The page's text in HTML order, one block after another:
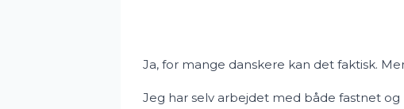
Ja, for mange danskere kan det faktisk.
Jeg har selv arbejdet med både fastnet